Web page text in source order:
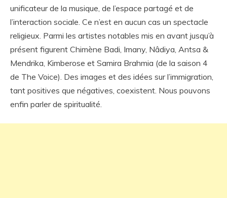
unificateur de la musique, de l’espace partagé et de
l’interaction sociale. Ce n’est en aucun cas un spectacle
religieux. Parmi les artistes notables mis en avant jusqu’à
présent figurent Chimène Badi, Imany, Nâdiya, Antsa &
Mendrika, Kimberose et Samira Brahmia (de la saison 4
de The Voice). Des images et des idées sur l’immigration,
tant positives que négatives, coexistent. Nous pouvons
enfin parler de spiritualité.